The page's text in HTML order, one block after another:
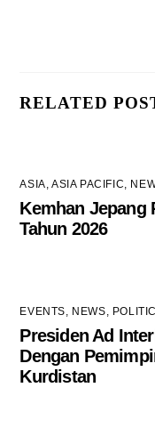
RELATED
ASIA ASIA PACIFIC
Kemhan Jepang
Tahun 2026
EVENTS NEWS
Presiden Ad
Dengan
Kurdistan